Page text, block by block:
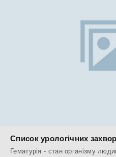
Список урологічних
Гематурія - стан організму